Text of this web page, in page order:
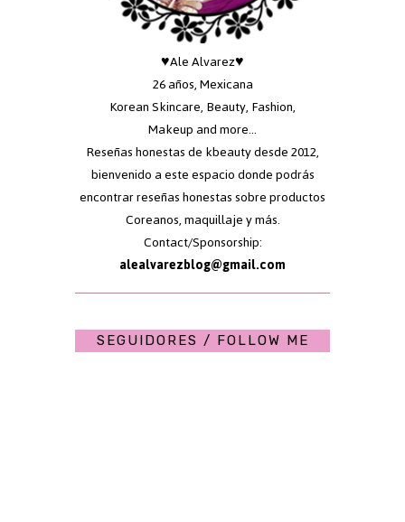
♥Ale Alvarez♥
26 años, Mexicana
Korean Skincare, Beauty, Fashion,
Makeup and more...
Reseñas honestas de kbeauty desde 2012,
bienvenido a este espacio donde podrás
encontrar reseñas honestas sobre productos
Coreanos, maquillaje y más.
Contact/Sponsorship:
alealvarezblog@gmail.com
SEGUIDORES / FOLLOW ME